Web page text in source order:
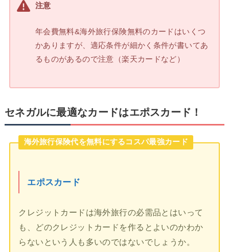
注意
年会費無料&海外旅行保険無料のカードはいくつ
かありますが、適応条件が細かく条件が書いてあ
るものがあるので注意（楽天カードなど）
セネガルに最適なカードはエポスカード！
海外旅行保険代を無料にするコスパ最強カード
エポスカード
クレジットカードは海外旅行の必需品とはいって
も、どのクレジットカードを作るとよいのかわか
らないという人も多いのではないでしょうか。